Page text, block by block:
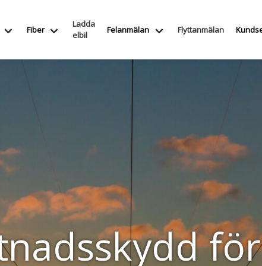
Fiber
Ladda
elbil
Felanmälan Flyttanmälan